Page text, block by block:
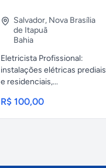
Salvador, Nova Brasília
de Itapuã
Bahia
Eletricista Profissional:
instalações elétricas prediais
e residenciais,...
R$ 100,00